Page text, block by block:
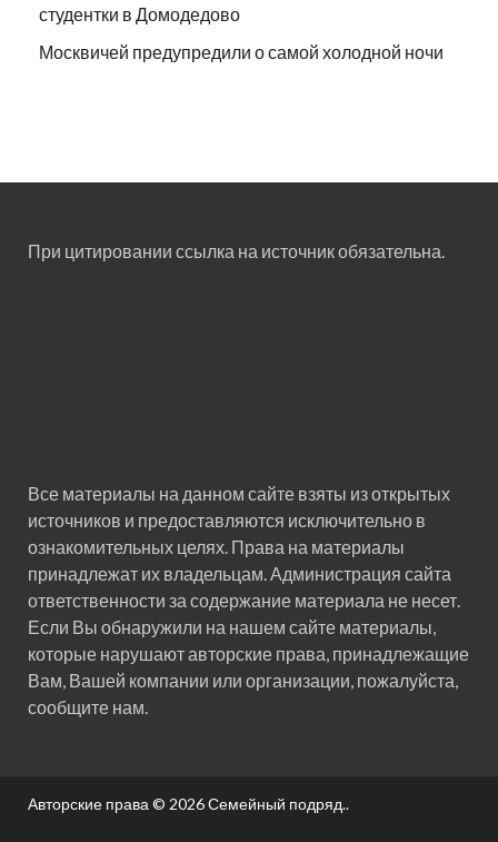
студентки в Домодедово
Москвичей предупредили о самой холодной ночи
При цитировании ссылка на источник обязательна.
Все материалы на данном сайте взяты из открытых
источников и предоставляются исключительно в
ознакомительных целях. Права на материалы
принадлежат их владельцам. Администрация сайта
ответственности за содержание материала не несет.
Если Вы обнаружили на нашем сайте материалы,
которые нарушают авторские права, принадлежащие
Вам, Вашей компании или организации, пожалуйста,
сообщите нам.
Авторские права © 2026Семейный подряд..